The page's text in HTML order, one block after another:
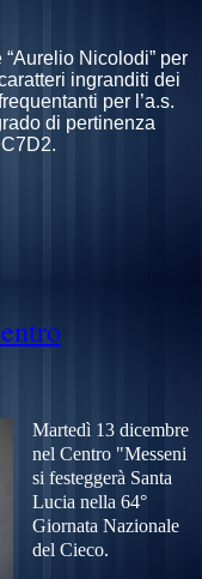
Nicolodi” per
ingranditi dei
per l’a.s.
di pertinenza
Martedì 13 dicembre
nel Centro "Messeni
si festeggerà Santa
Lucia nella 64°
Giornata Nazionale
del Cieco.